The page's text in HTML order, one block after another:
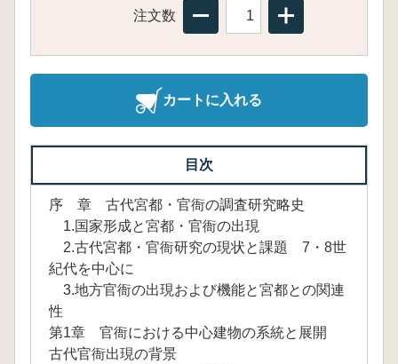
注文数
カートに入れる
目次
序 章 古代宮都・官衙の調査研究略史
1.国家形成と宮都・官衙の出現
2.古代宮都・官衙研究の現状と課題 7・8世
紀代を中心に
3.地方官衙の出現および機能と宮都との関連
性
第1章 官衙における中心建物の系統と展開
古代官衙出現の背景